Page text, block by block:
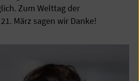
Zum Welttag der
März sagen wir Danke!